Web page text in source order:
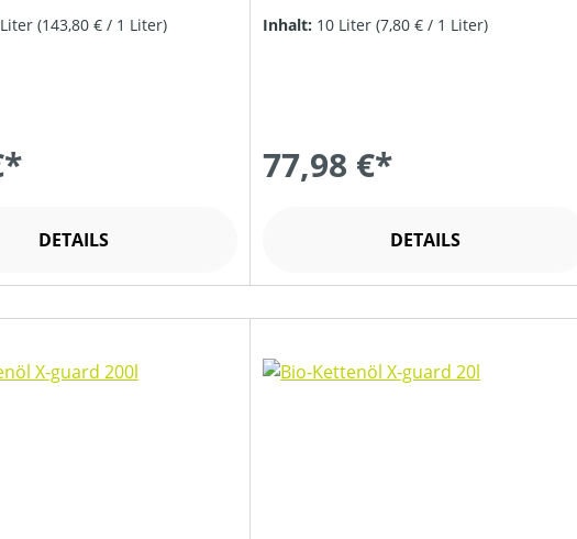
(143,80 € / 1 Liter)
DETAILS
Inhalt: 10 Liter (7,80 € / 1 Liter)
77,98 €*
DETAILS